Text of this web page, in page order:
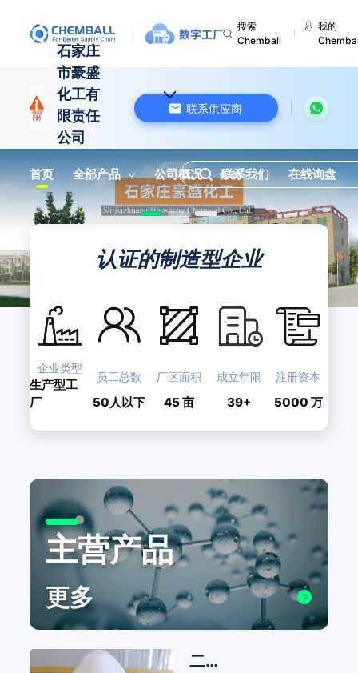
搜索
Chemball
我的
石家庄
市豪盛
化工有
限责任
公司
中国 河北
联系供应商
首页 全部产品 公司概况 联系我们 在线询盘
认证的制造型企业
企业类型
生产型工
厂
员工总数
50人以下
厂区面积
45亩
成立年限
39+
注册资本
5000 万
主营产品
更多
二水醋酸锌